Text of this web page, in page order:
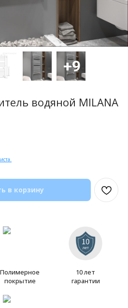
водяной MILANA
в корзину
Полимерное
покрытие
10 лет
гарантии